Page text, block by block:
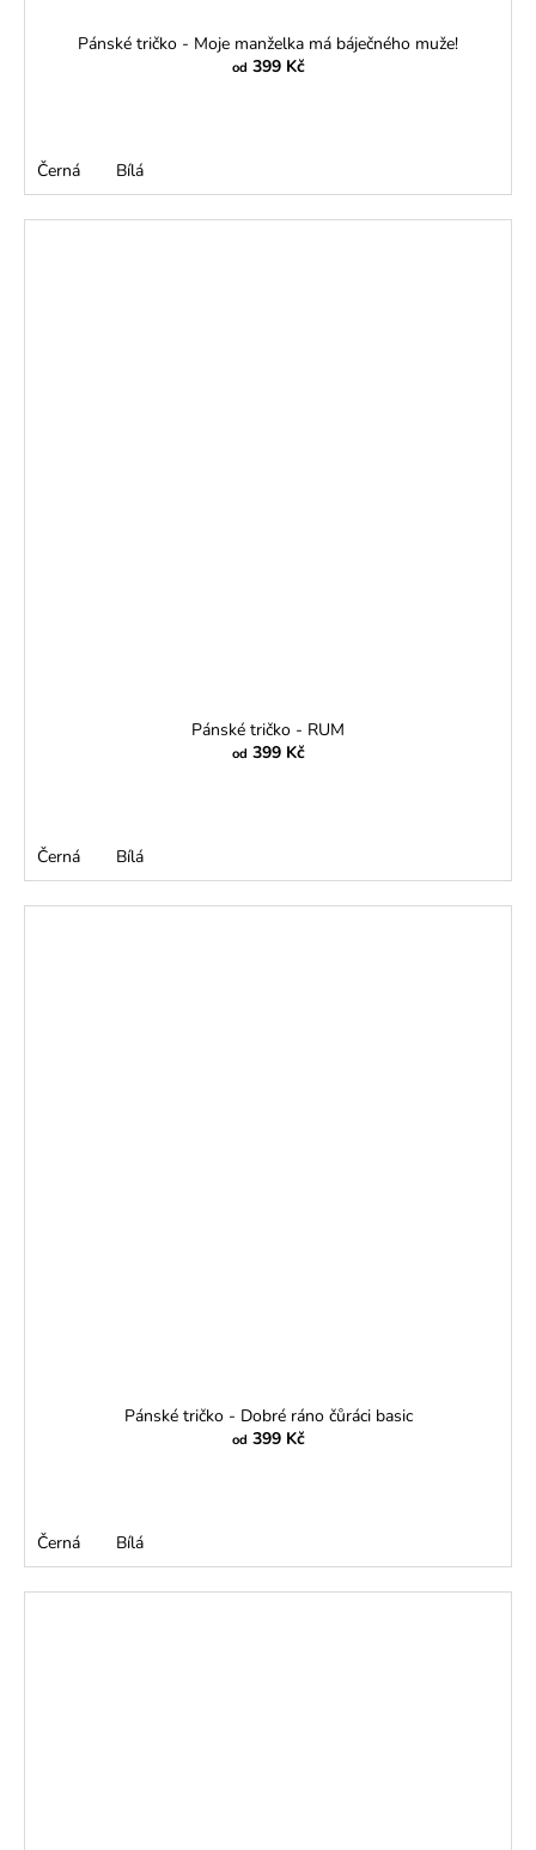
Pánské tričko - Moje manželka má báječného muže!
od 399 Kč
Černá Bílá
Pánské tričko - RUM
od 399 Kč
Černá Bílá
Pánské tričko - Dobré ráno čůráci basic
od 399 Kč
Černá Bílá